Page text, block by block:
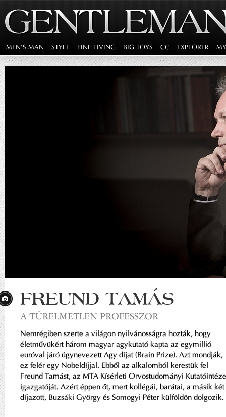
MEN'S MAN STYLE FINE LIVING BIG TOYS CC EXPLORER
FREUND TAMÁS
A TÜRELMETLEN PROFESSZOR
Nemrégiben szerte a világon nyilvánosságra hozták, hogy
életművükért három magyar agykutató kapta az egymillió
euróval járó úgynevezett Agy díjat (Brain Prize). Azt mondják,
ez felér egy Nobeldíjjal. Ebből az alkalomból kerestük fel
Freund Tamást, az MTA Kísérleti Orvostudományi
igazgatóját. Azért éppen őt, mert kollégái, barátai, a másik két
díjazott, Buzsáki György és Somogyi Péter külföldön dolgozik.